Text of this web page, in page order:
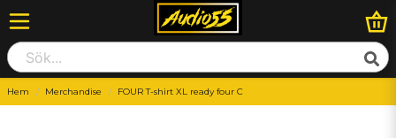
Hem Merchandise FOUR T-shirt XL ready four C